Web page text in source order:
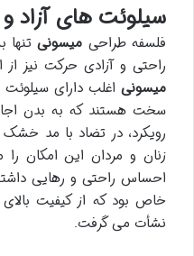
سیلوئت های آزاد
فلسفه طراحی میسونیتنها
راحتی و آزادی حرکت نیز
میسونی اغلب دارای
سخت هستند که به بدن
رویکرد، در تضاد با مد
زنان و مردان این امکان
احساس راحتی و رهایی
خاص بود که از کیفیت
نشأت می گرفت.